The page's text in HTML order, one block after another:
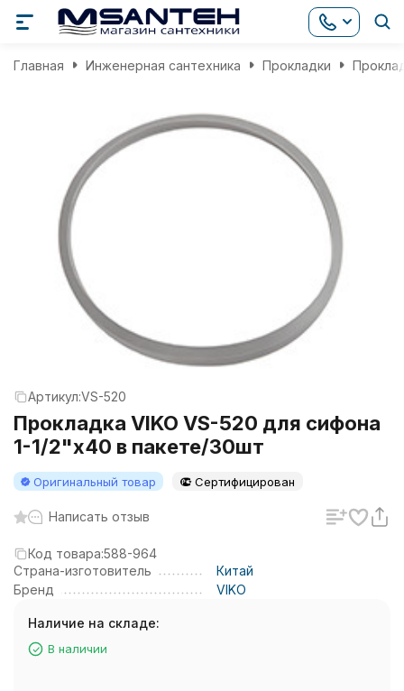
Главная Инженерная сантехника Прокладки
Артикул:VS-520
Прокладка VIKO VS-520 для сифона
1-1/2"x40 в пакете/30шт
Оригинальный товар Сертифицирован
Написать отзыв
Код товара:588-964
Страна-изготовитель
Китай
Бренд
VIKO
Наличие на складе:
В наличии